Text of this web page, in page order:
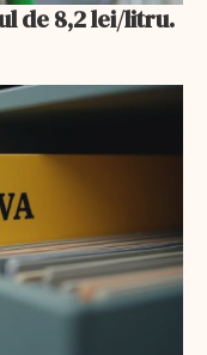
de 8,2 lei/litru.